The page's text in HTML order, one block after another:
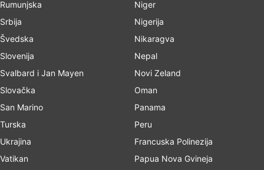
Rumunjska
Srbija
Švedska
Slovenija
Svalbard i Jan Mayen
Slovačka
San Marino
Turska
Ukrajina
Vatikan
Niger
Nigerija
Nikaragva
Nepal
Novi Zeland
Oman
Panama
Peru
Francuska Polinezija
Papua Nova Gvineja